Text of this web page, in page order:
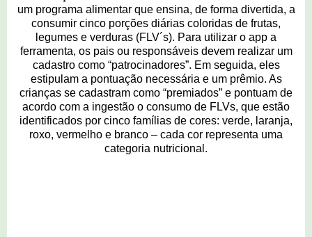
um programa alimentar que ensina, de forma divertida, a
consumir cinco porções diárias coloridas de frutas,
legumes e verduras (FLV´s). Para utilizar o app a
ferramenta, os pais ou responsáveis devem realizar um
cadastro como “patrocinadores”. Em seguida, eles
estipulam a pontuação necessária e um prêmio. As
crianças se cadastram como “premiados” e pontuam de
acordo com a ingestão o consumo de FLVs, que estão
identificados por cinco famílias de cores: verde, laranja,
roxo, vermelho e branco – cada cor representa uma
categoria nutricional.